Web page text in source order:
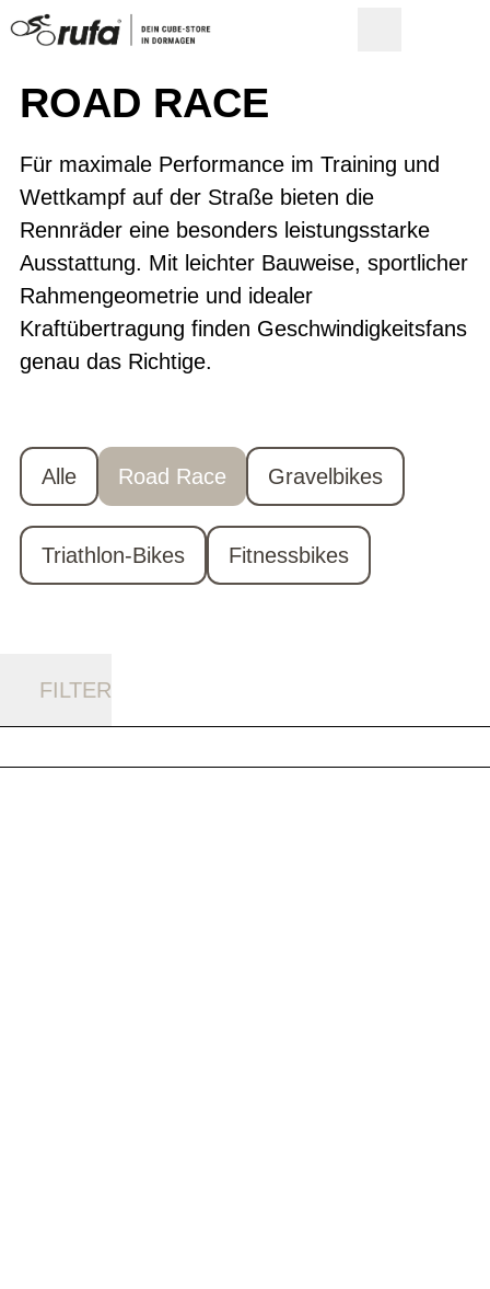
ROAD RACE
Für maximale Performance im Training und
Wettkampf auf der Straße bieten die
Rennräder eine besonders leistungsstarke
Ausstattung. Mit leichter Bauweise, sportlicher
Rahmengeometrie und idealer
Kraftübertragung finden Geschwindigkeitsfans
genau das Richtige.
Alle Road Race Gravelbikes
Triathlon-Bikes Fitnessbikes
FILTER